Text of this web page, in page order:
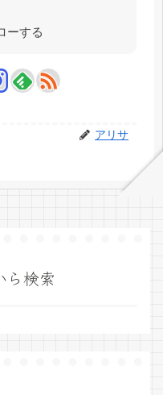
ーする
アリサ
ら検索